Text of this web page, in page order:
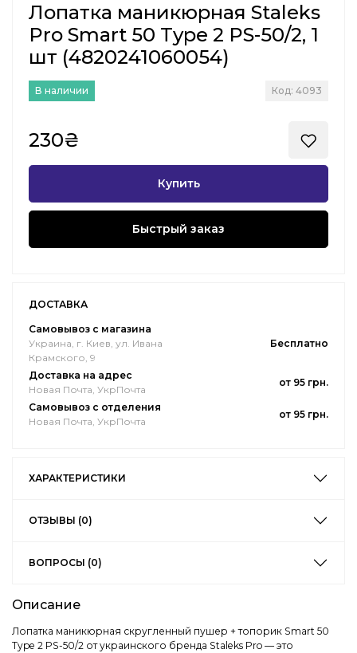
Лопатка маникюрная Staleks
Pro Smart 50 Type 2 PS-50/2, 1
шт (4820241060054)
В наличии Код: 4093
230₴
Купить
Быстрый заказ
ДОСТАВКА
Самовывоз с магазина
Украина, г. Киев, ул. Ивана
Крамского, 9
Бесплатно
Доставка на адрес
Новая Почта, УкрПочта
от 95 грн.
Самовывоз с отделения
Новая Почта, УкрПочта
от 95 грн.
ХАРАКТЕРИСТИКИ
ОТЗЫВЫ (0)
ВОПРОСЫ (0)
Описание
Лопатка маникюрная скругленный пушер + топорик Smart 50
Type 2 PS-50/2 от украинского бренда Staleks Pro — это